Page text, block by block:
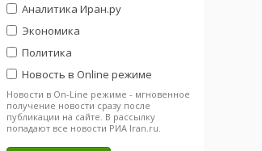
Аналитика Иран.ру
Экономика
Политика
Новость в Online режиме
Новости в On-Line режиме - мгновенное
получение новости сразу после
публикации на сайте. В рассылку
попадают все новости РИА Iran.ru.